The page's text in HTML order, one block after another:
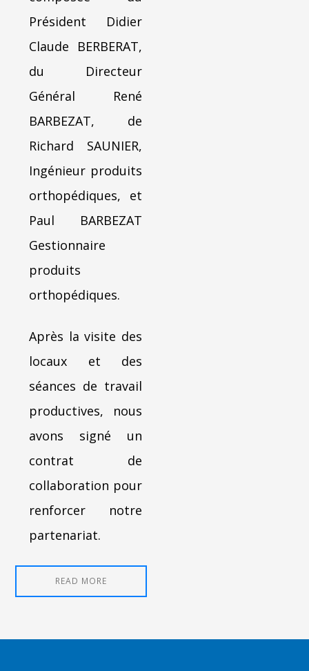
Président Didier
Claude BERBERAT,
du Directeur
Général René
BARBEZAT, de
Richard SAUNIER,
Ingénieur produits
orthopédiques, et
Paul BARBEZAT
Gestionnaire
produits
orthopédiques.
Après la visite des
locaux et des
séances de travail
productives, nous
avons signé un
contrat de
collaboration pour
renforcer notre
partenariat.
READ MORE